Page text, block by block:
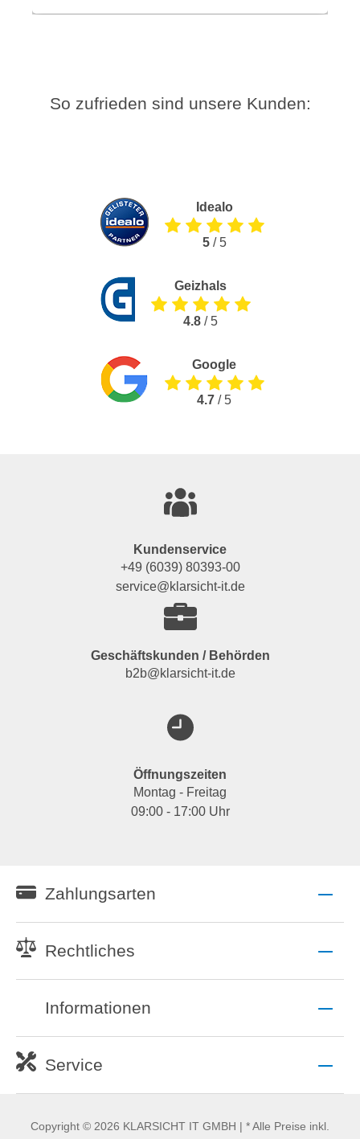
So zufrieden sind unsere Kunden:
Idealo
5/ 5
Geizhals
4.8 / 5
Google
4.7 / 5
Kundenservice
+49 (6039) 80393-00
service@klarsicht-it.de
Geschäftskunden / Behörden
b2b@klarsicht-it.de
Öffnungszeiten
Montag - Freitag
09:00 - 17:00 Uhr
Zahlungsarten
Rechtliches
Informationen
Service
Copyright © 2026 KLARSICHT IT GMBH | * Alle Preise inkl.